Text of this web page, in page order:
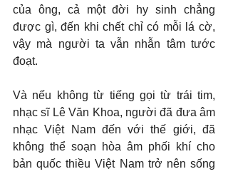
của ông, cả một đời hy sinh chẳng
được gì, đến khi chết chỉ có mỗi lá cờ,
vậy mà người ta vẫn nhẫn tâm tước
đoạt.
Và nếu không từ tiếng gọi từ trái tim,
nhạc sĩ Lê Văn Khoa, người đã đưa âm
nhạc Việt Nam đến với thế giới, đã
không thể soạn hòa âm phối khí cho
bản quốc thiều Việt Nam trở nên sống